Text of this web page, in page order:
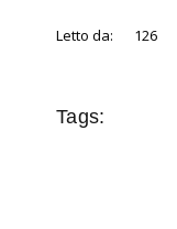
Letto da: 126
Tags: